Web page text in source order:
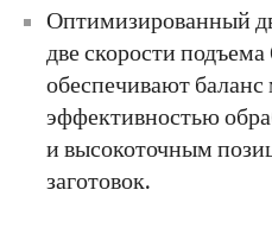
Оптимизированный
две скорости
обеспечивают
эффективностью
и высокоточным
заготовок.